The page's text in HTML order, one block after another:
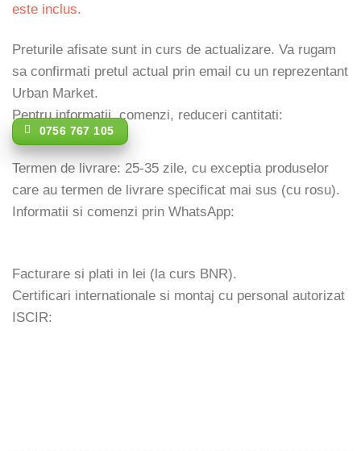
este inclus.
Preturile afisate sunt in curs de actualizare. Va rugam
sa confirmati pretul actual prin email cu un reprezentant
Urban Market.
Pentru informatii, comenzi, reduceri cantitati:
0756 767 105
Termen de livrare: 25-35 zile, cu exceptia produselor
care au termen de livrare specificat mai sus (cu rosu).
Informatii si comenzi prin WhatsApp:
Facturare si plati in lei (la curs BNR).
Certificari internationale si montaj cu personal autorizat
ISCIR: